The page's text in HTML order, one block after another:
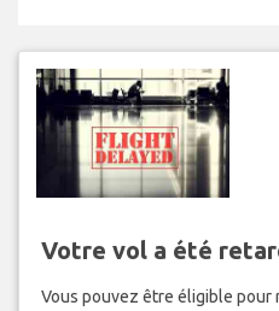
Votre vol a été
Vous pouvez être éligible pour